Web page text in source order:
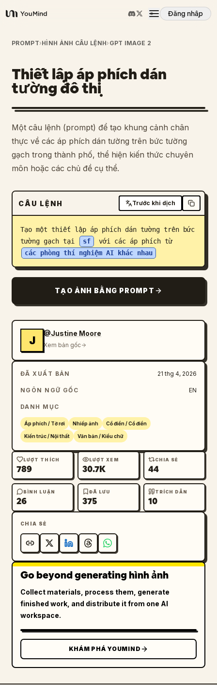
YouMind
Đăng nhập
Tổng quan
Các trường hợp sử dụng
Kỹ năng
Lời nhắc
Giá cả
Tải xuống
Blog
Cập nhật
PROMPT›HÌNH ẢNH CÂU LỆNH› GPT IMAGE 2
Thiết lập áp phích dán
tường đô thị
Một câu lệnh (prompt) để tạo khung cảnh chân
thực về các áp phích dán tường trên bức tường
gạch trong thành phố, thể hiện kiến thức chuyên
môn hoặc các chủ đề cụ thể.
CÂU LỆNH Trước khi dịch
Tạo một thiết lập áp phích dán tường trên bức
tường gạch tại
sf
với các áp phích từ
các phòng thí nghiệm AI khác nhau
TẠO ẢNH BẰNG PROMPT
J
@Justine Moore
Xem bản gốc
ĐÃ XUẤT BẢN 21 thg 4, 2026
NGÔN NGỮ GỐC EN
DANH MỤC
Áp phích / Tờ rơi Nhiếp ảnh Cổ điển / Cổ điển
Kiến trúc / Nội thất Văn bản / Kiểu chữ
LƯỢT THÍCH
789
LƯỢT XEM
30.7K
CHIA SẺ
44
BÌNH LUẬN
26
ĐÃ LƯU
375
TRÍCH DẪN
10
CHIA SẺ
Go beyond generating hình ảnh
Collect materials, process them, generate
finished work, and distribute it from one AI
workspace.
KHÁM PHÁ YOUMIND